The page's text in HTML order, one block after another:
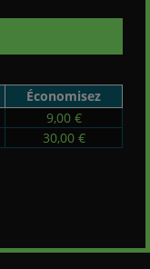
Économisez
9,00 €
30,00 €